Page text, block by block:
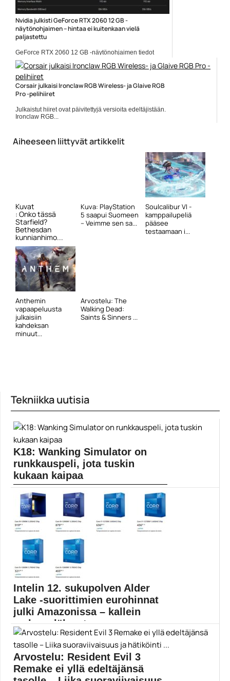
Nvidia julkisti GeForce RTX 2060 12 GB -
näytönohjaimen – hintaa ei kuitenkaan vielä
paljastettu
GeForce RTX 2060 12 GB -näytönohjaimen tiedot
julkaistiin...
Geforce RTX 2060 12GB
Corsair julkaisi Ironclaw RGB Wireless- ja Glaive RGB
Pro -pelihiiret
Julkaistut hiiret ovat päivitettyjä versioita edeltäjistään.
Ironclaw RGB...
Aiheeseen liittyvät artikkelit
Kuvat
: Onko tässä
Starfield?
Bethesdan
kunnianhimo...
Kuva: PlayStation
5 saapui Suomeen
– Veimme sen sa...
Soulcalibur VI -
kamppailupeliä
pääsee
testaamaan i...
Anthemin
vapaapeluusta
julkaisiin
kahdeksan
minuut...
Arvostelu: The
Walking Dead:
Saints & Sinners ...
Tekniikka uutisia
K18: Wanking Simulator on
runkkauspeli, jota tuskin
kukaan kaipaa
Väkivaltaan ja masturbointiin keskittyvä Wanking
Simulator on hyvin,...
Pelit
Intelin 12. sukupolven Alder
Lake -suorittimien eurohinnat
julki Amazonissa – kallein
maksaa lähes t...
Intelin tulevat Alder Lake -suorittimet ovat tulossa
Alder Lake
Arvostelu: Resident Evil 3
Remake ei yllä edeltäjänsä